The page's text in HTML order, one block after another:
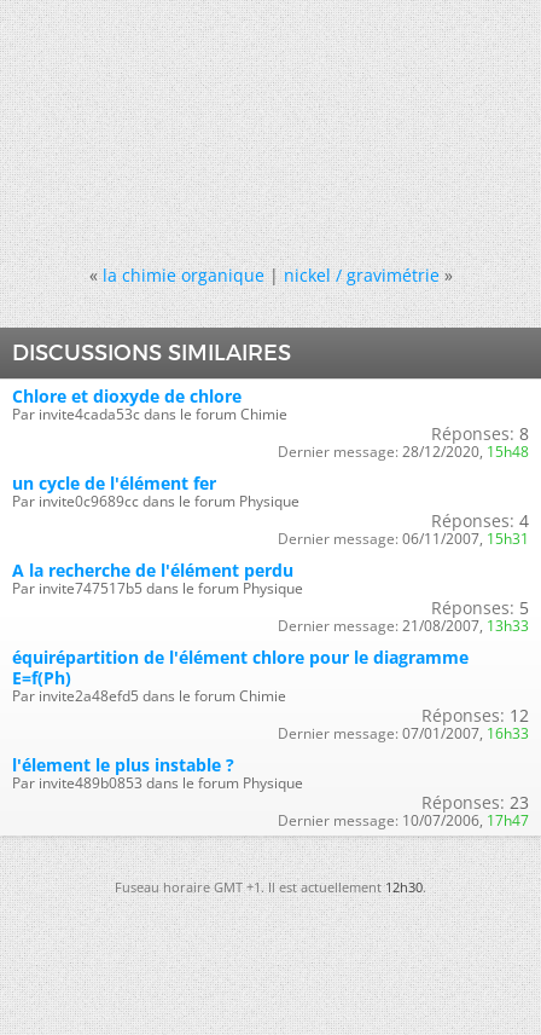
« la chimie organique|nickel / gravimétrie »
DISCUSSIONS SIMILAIRES
Chlore et dioxyde de chlore
Par invite4cada53c dans le forum Chimie
Réponses: 8
Dernier message: 28/12/2020, 15h48
un cycle de l'élément fer
Par invite0c9689cc dans le forum Physique
Réponses: 4
Dernier message: 06/11/2007, 15h31
A la recherche de l'élément perdu
Par invite747517b5 dans le forum Physique
Réponses: 5
Dernier message: 21/08/2007, 13h33
équirépartition de l'élément chlore pour le diagramme
E=f(Ph)
Par invite2a48efd5 dans le forum Chimie
Réponses: 12
Dernier message: 07/01/2007, 16h33
l'élement le plus instable ?
Par invite489b0853 dans le forum Physique
Réponses: 23
Dernier message: 10/07/2006, 17h47
Fuseau horaire GMT +1. Il est actuellement12h30.